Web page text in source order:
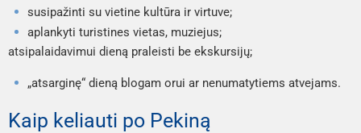
susipažinti su vietine kultūra ir virtuve;
aplankyti turistines vietas, muziejus;
atsipalaidavimui dieną praleisti be ekskursijų;
„atsarginę“ dieną blogam orui ar nenumatytiems atvejams.
Kaip keliauti po Pekiną